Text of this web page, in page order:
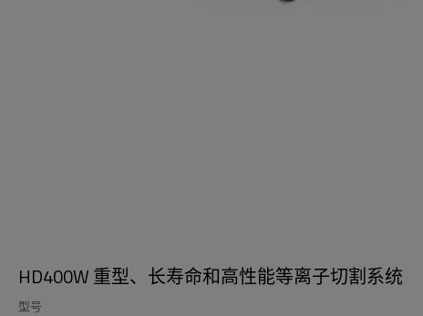
HD400W 重型、长寿命和高性能等离子切割系统
型号